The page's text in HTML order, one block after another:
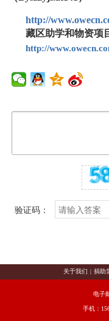
http://
藏区助学和物资项
http://
验证码：
关于我们 | 捐助
电子
手机：